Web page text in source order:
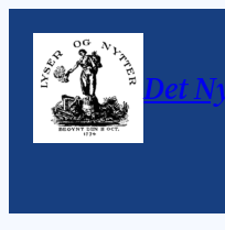
content
Det